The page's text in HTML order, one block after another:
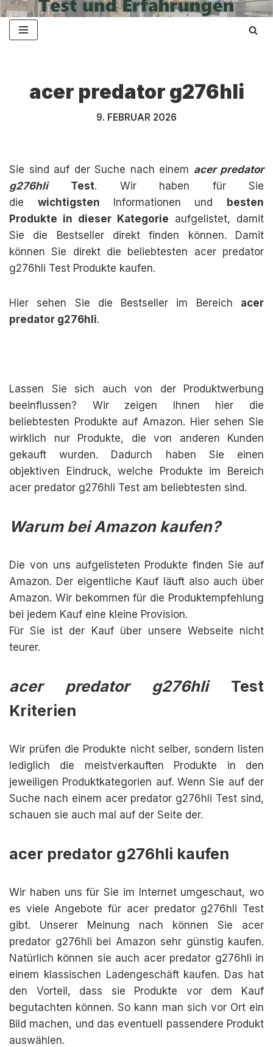
Zum
acer predator g276hli
9. FEBRUAR 2026
Sie sind auf der Suche nach einem acer predator
g276hli
Test. Wir haben für Sie
die wichtigsten Informationen und
besten
Produkte in dieser Kategorie aufgelistet, damit
Sie die Bestseller direkt finden können. Damit
können Sie direkt die beliebtesten acer predator
g276hli Test Produkte kaufen.
Hier sehen Sie die Bestseller im Bereich acer
predator g276hli.
Lassen Sie sich auch von der Produktwerbung
beeinflussen? Wir zeigen Ihnen hier die
beliebtesten Produkte auf Amazon. Hier sehen Sie
wirklich nur Produkte, die von anderen Kunden
gekauft wurden. Dadurch haben Sie einen
objektiven Eindruck, welche Produkte im Bereich
acer predator g276hli Test am beliebtesten sind.
Warum bei Amazon kaufen?
Die von uns aufgelisteten Produkte finden Sie auf
Amazon. Der eigentliche Kauf läuft also auch über
Amazon. Wir bekommen für die Produktempfehlung
bei jedem Kauf eine kleine Provision.
Für Sie ist der Kauf über unsere Webseite nicht
teurer.
acer predator g276hliTest
Kriterien
Wir prüfen die Produkte nicht selber, sondern listen
lediglich die meistverkauften Produkte in den
jeweiligen Produktkategorien auf. Wenn Sie auf der
Suche nach einem acer predator g276hli Test sind,
schauen sie auch mal auf der Seite der.
acer predator g276hli kaufen
Wir haben uns für Sie im Internet umgeschaut, wo
es viele Angebote für acer predator g276hli Test
gibt. Unserer Meinung nach können Sie acer
predator g276hli bei Amazon sehr günstig kaufen.
Natürlich können sie auch acer predator g276hli in
einem klassischen Ladengeschäft kaufen. Das hat
den Vorteil, dass sie Produkte vor dem Kauf
begutachten können. So kann man sich vor Ort ein
Bild machen, und das eventuell passendere Produkt
auswählen.